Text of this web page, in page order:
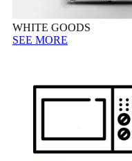
WHITE GOODS
SEE MORE